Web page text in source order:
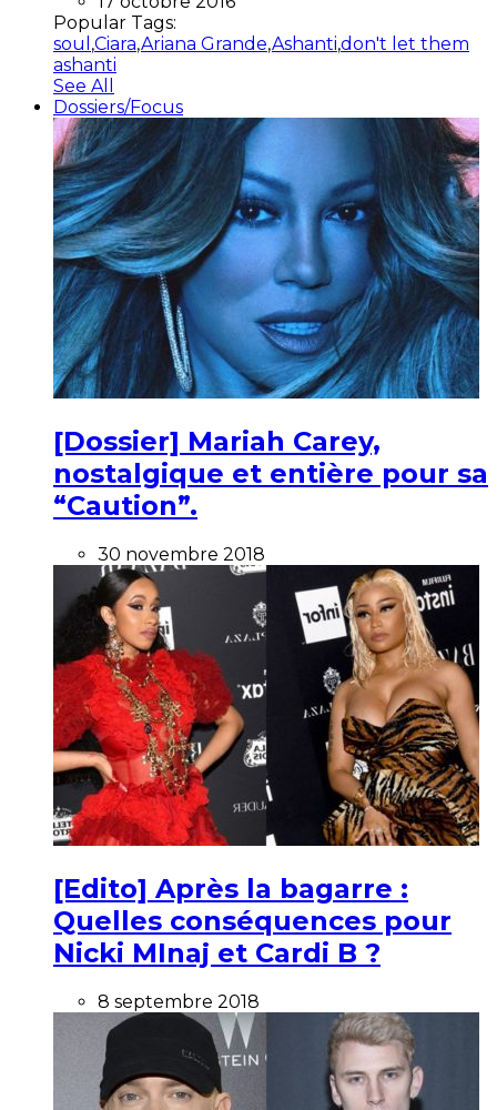
Popular Tags:
soul ,Ciara,Ariana Grande,Ashanti,don't let them
ashanti
See All
Dossiers/Focus
[Dossier] Mariah Carey,
nostalgique et entière pour sa
“Caution”.
30 novembre 2018
[Edito] Après la bagarre :
Quelles conséquences pour
Nicki MInaj et Cardi B ?
8 septembre 2018